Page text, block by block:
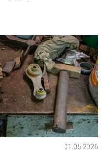
01.05.2026